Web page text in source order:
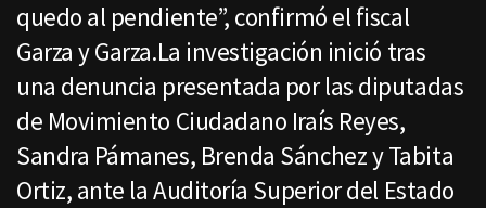
quedo al pendiente”, confirmó el fiscal
Garza y Garza.La investigación inició tras
una denuncia presentada por las diputadas
de Movimiento Ciudadano Iraís Reyes,
Sandra Pámanes, Brenda Sánchez y Tabita
Ortiz, ante la Auditoría Superior del Estado